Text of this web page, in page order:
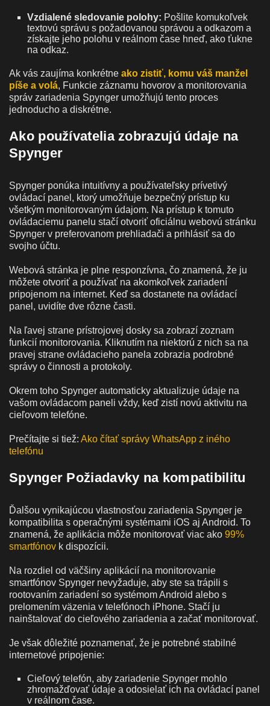
Vzdialené sledovanie polohy: Pošlite komukoľvek
textovú správu s požadovanou správou a odkazom a
získajte jeho polohu v reálnom čase hneď, ako ťukne
na odkaz.
Ak vás zaujíma konkrétne ako zistiť, komu váš manžel
píše a volá, Funkcie záznamu hovorov a monitorovania
správ zariadenia Spynger umožňujú tento proces
jednoducho a diskrétne.
Ako používatelia zobrazujú údaje na
Spynger
Spynger ponúka intuitívny a používateľsky prívetivý
ovládací panel, ktorý umožňuje bezpečný prístup ku
všetkým monitorovaným údajom. Na prístup k tomuto
ovládaciemu panelu stačí otvoriť oficiálnu webovú stránku
Spynger v preferovanom prehliadači a prihlásiť sa do
svojho účtu.
Webová stránka je plne responzívna, čo znamená, že ju
môžete otvoriť a používať na akomkoľvek zariadení
pripojenom na internet. Keď sa dostanete na ovládací
panel, uvidíte dve rôzne časti.
Na ľavej strane prístrojovej dosky sa zobrazí zoznam
funkcií monitorovania. Kliknutím na niektorú z nich sa na
pravej strane ovládacieho panela zobrazia podrobné
správy o činnosti a protokoly.
Okrem toho Spynger automaticky aktualizuje údaje na
vašom ovládacom paneli vždy, keď zistí novú aktivitu na
cieľovom telefóne.
Prečítajte si tiež: Ako čítať správy WhatsApp z iného
telefónu
Spynger Požiadavky na kompatibilitu
Ďalšou vynikajúcou vlastnosťou zariadenia Spynger je
kompatibilita s operačnými systémami iOS aj Android. To
znamená, že aplikácia môže monitorovať viac ako 99%
smartfónov k dispozícii.
Na rozdiel od väčšiny aplikácií na monitorovanie
smartfónov Spynger nevyžaduje, aby ste sa trápili s
rootovaním zariadení so systémom Android alebo s
prelomením väzenia v telefónoch iPhone. Stačí ju
nainštalovať do cieľového zariadenia a začať monitorovať.
Je však dôležité poznamenať, že je potrebné stabilné
internetové pripojenie:
Cieľový telefón, aby zariadenie Spynger mohlo
zhromažďovať údaje a odosielať ich na ovládací panel
v reálnom čase.